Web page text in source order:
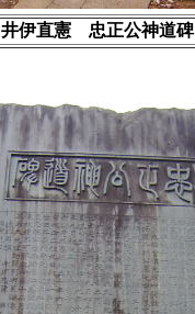
井伊直憲 忠正公神道碑